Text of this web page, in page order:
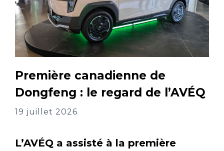
Première canadienne de
Dongfeng : le regard de l’AVÉQ
19 juillet 2026
L’AVÉQ a assisté à la première